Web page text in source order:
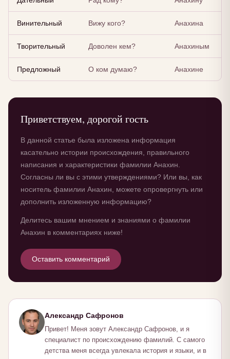
Винительный Вижу кого? Анахина
Творительный Доволен кем? Анахиным
Предложный О ком думаю? Анахине
Приветствуем, дорогой гость
В данной статье была изложена информация
касательно истории происхождения, правильного
написания и характеристики фамилии Анахин.
Согласны ли вы с этими утверждениями? Или вы, как
носитель фамилии Анахин, можете опровергнуть или
дополнить изложенную информацию?
Делитесь вашим мнением и знаниями о фамилии
Анахин в комментариях ниже!
Оставить комментарий
Александр Сафронов
Привет! Меня зовут Александр Сафронов, и я
специалист по происхождению фамилий. С самого
детства меня всегда увлекала история и языки, и в